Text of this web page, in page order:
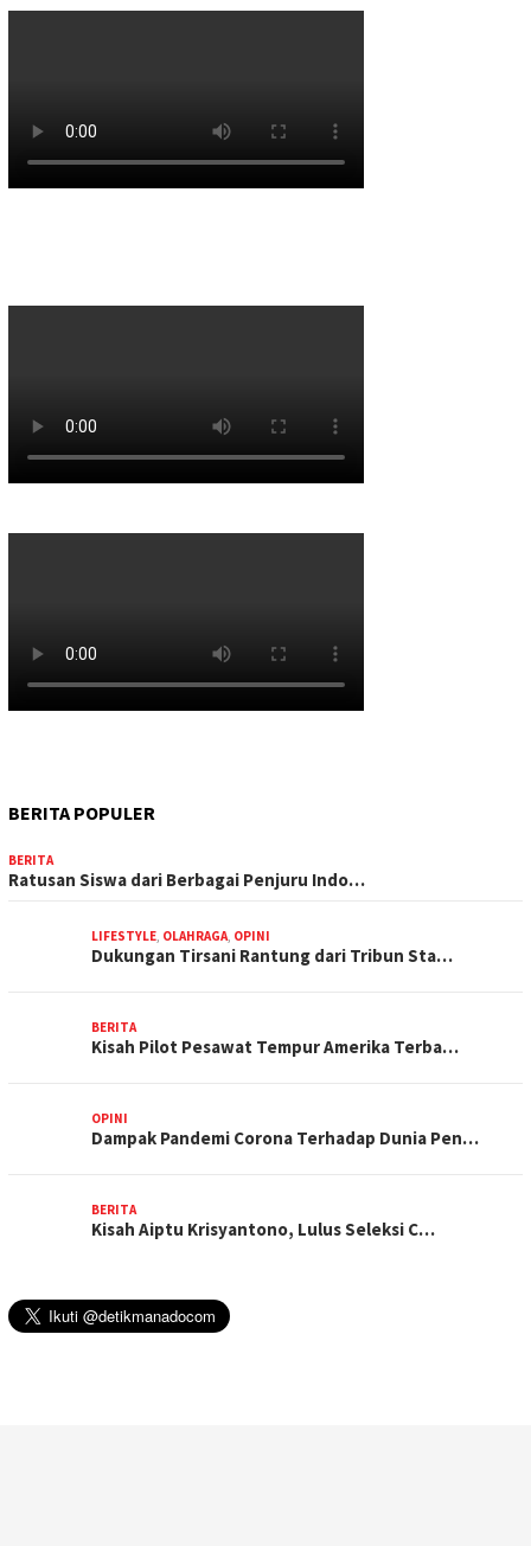
BERITA POPULER
BERITA
Ratusan Siswa dari Berbagai Penjuru Indo…
LIFESTYLE, OLAHRAGA, OPINI
Dukungan Tirsani Rantung dari Tribun Sta…
BERITA
Kisah Pilot Pesawat Tempur Amerika Terba…
OPINI
Dampak Pandemi Corona Terhadap Dunia Pen…
BERITA
Kisah Aiptu Krisyantono, Lulus Seleksi C…